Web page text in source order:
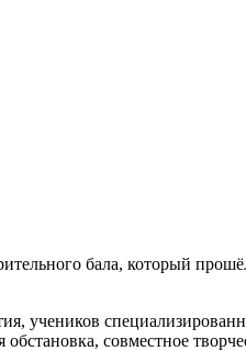
бала, который
учеников
совместное